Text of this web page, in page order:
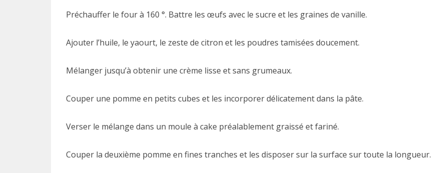
Préchauffer le four à 160 °. Battre les œufs avec le sucre et les graines de vanille.
Ajouter l’huile, le yaourt, le zeste de citron et les poudres tamisées doucement.
Mélanger jusqu’à obtenir une crème lisse et sans grumeaux.
Couper une pomme en petits cubes et les incorporer délicatement dans la pâte.
Verser le mélange dans un moule à cake préalablement graissé et fariné.
Couper la deuxième pomme en fines tranches et les disposer sur la surface sur toute la longueur.